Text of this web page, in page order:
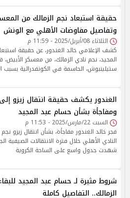
حقيقة استبعاد نجم الزمالك من
وتفاصيل مفاوضات الأهلي مع الونش
الثلاثاء 08/أبريل/2025 - 11:59 م
كشف الإعلامي خالد الغندور، عن حقيقة
المجيد، نجم نادي الزمالك، من معسكر
ستيلينبوش، الحاسمة في الكونفدرالية بسبب
الغندور يكشف حقيقة انتقال زيزو
ومفاجأة بشأن حسام عبد المجيد
السبت 22/مارس/2025 - 11:53 م
فجر خالد الغندور مفاجأة، بشأن انتقال زيزو
النادي الأهلي خلال فترة الانتقالات الصيفية
شهدت جدول واسع على الساحة الكروية
شروط مثيرة لـ حسام عبد المجيد
الزمالك.. التفاصيل كاملة